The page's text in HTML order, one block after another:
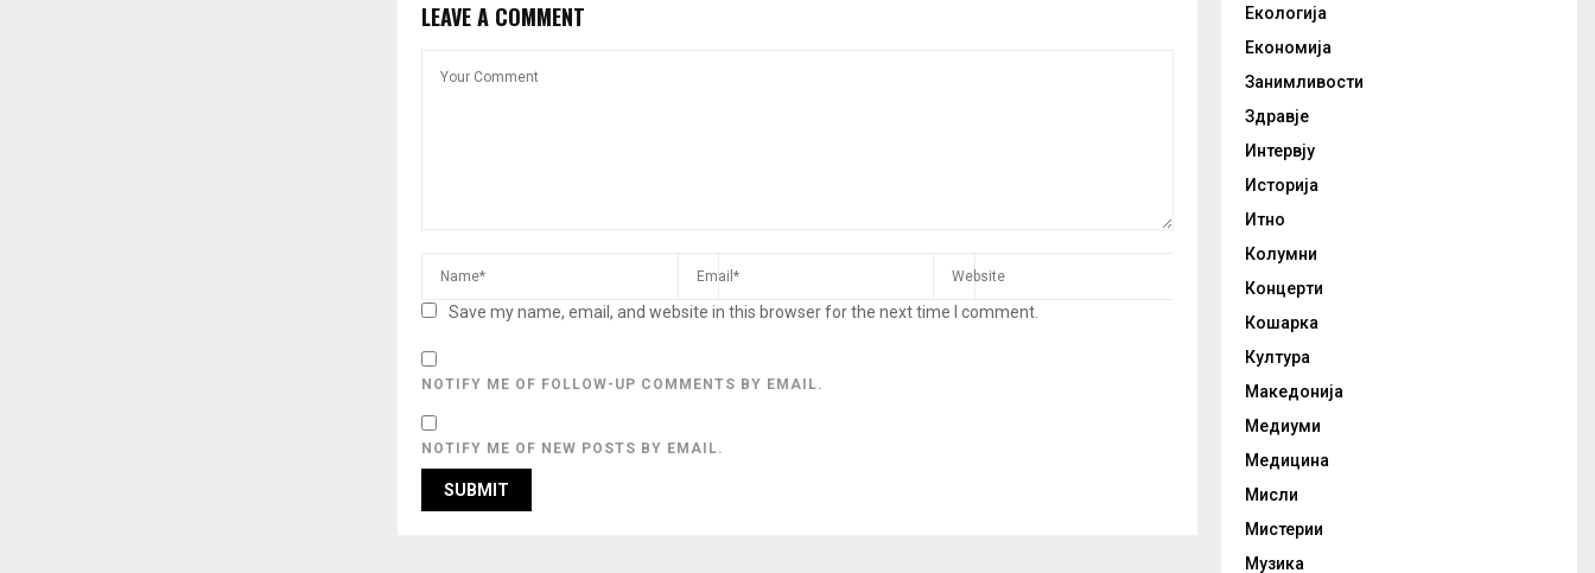
LEAVE A COMMENT
Save my name, email, and website in this browser for the next time I comment.
NOTIFY ME OF FOLLOW-UP COMMENTS BY EMAIL.
NOTIFY ME OF NEW POSTS BY EMAIL.
Екологија
Економија
Занимливости
Здравје
Интервју
Историја
Итно
Колумни
Концерти
Кошарка
Култура
Македонија
Медиуми
Медицина
Мисли
Мистерии
Музика